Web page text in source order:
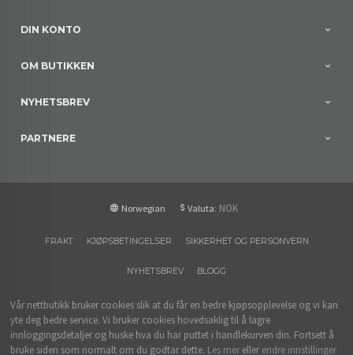
DIN KONTO
OM BUTIKKEN
NYHETSBREV
PARTNERE
Norwegian Valuta: NOK
FRAKT KJØPSBETINGELSER SIKKERHET OG PERSONVERN
NYHETSBREV BLOGG
Vår nettbutikk bruker cookies slik at du får en bedre kjøpsopplevelse og vi kan
yte deg bedre service. Vi bruker cookies hovedsaklig til å lagre
innloggingsdetaljer og huske hva du har puttet i handlekurven din. Fortsett å
bruke siden som normalt om du godtar dette. Les mer eller endre innstillinger